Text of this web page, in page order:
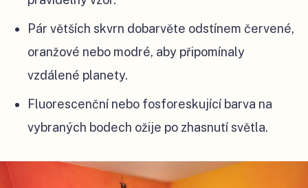
Pár větších skvrn dobarvěte odstínem červené,
oranžové nebo modré, aby připomínaly
vzdálené planety.
Fluorescenční nebo fosforeskující barva na
vybraných bodech ožije po zhasnutí světla.